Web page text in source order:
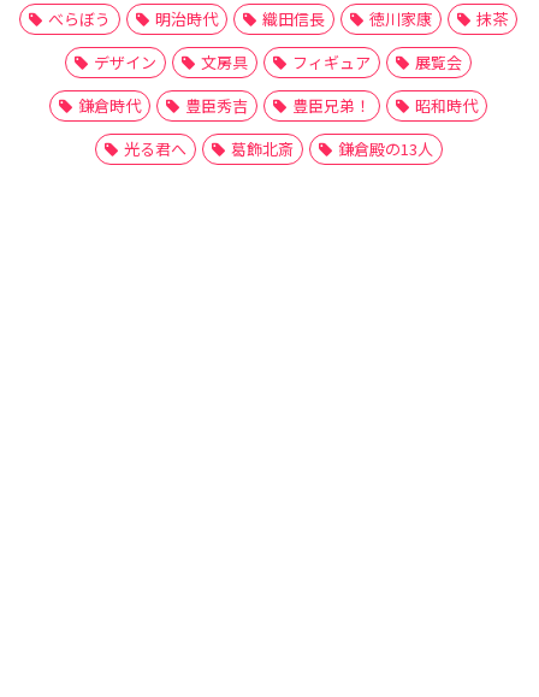
べらぼう
明治時代 織田信長 徳川家康
抹茶
デザイン
文房具 フィギュア
展覧会
鎌倉時代
豊臣秀吉 豊臣兄弟！
昭和時代
光る君へ
葛飾北斎 鎌倉殿の13人